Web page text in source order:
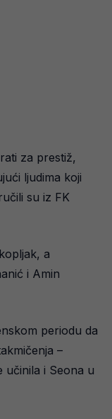
za prestiž,
ljudima koji
su iz FK
a
i Amin
periodu da
–
učinila i Seona u